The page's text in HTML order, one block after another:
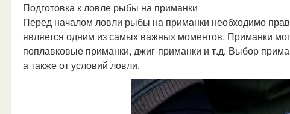
Подготовка к ловле рыбы на приманки
Перед началом ловли рыбы на приманки необходимо
является одним из самых важных моментов. Приманки
поплавковые приманки, джиг-приманки и т.д. Выбор
а также от условий ловли.